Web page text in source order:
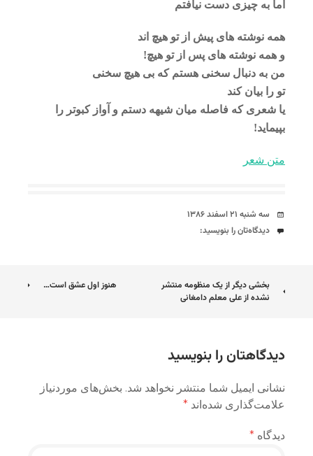
اما به چیزی دست نیافتم
همه نوشته های پیش از تو هیچ اند
و همه نوشته های پس از تو هیچ!
من به دنبال سخنی هستم که بی هیچ سخنی
تو را بیان کند
یا شعری که فاصله میان شیهه دستم و آواز کبوتر را
بپیماید!
متن شعر
تاریخ
سه شنبه ۲۱ اسفند ۱۳۸۶
دیدگاه‌ها
دیدگاه‌تان را بنویسید:
ناوبری
بخشی دیگر از یک منظومه منتشر
نشده از علی معلم دامغانی
هنوز اول عشق است…
دیدگاهتان را بنویسید
نشانی ایمیل شما منتشر نخواهد شد. بخش‌های موردنیاز
علامت‌گذاری شده‌اند *
دیدگاه *